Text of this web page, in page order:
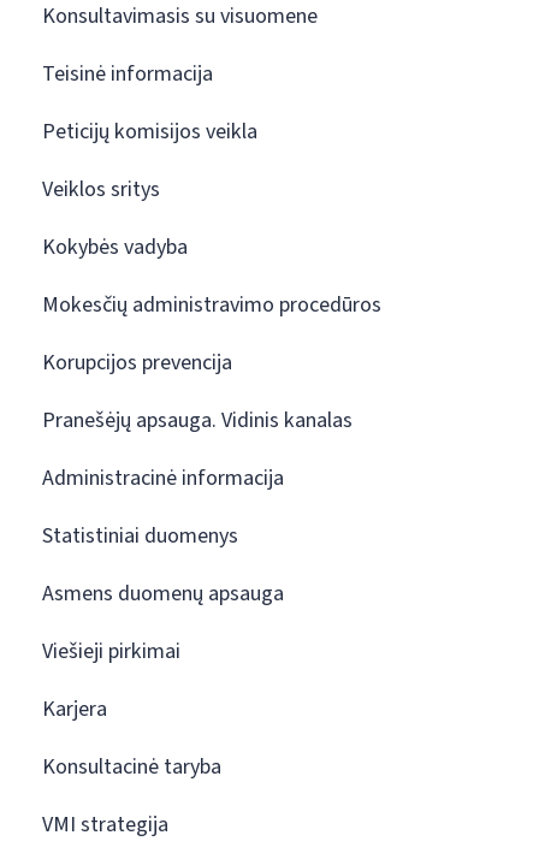
Konsultavimasis su visuomene
Teisinė informacija
Peticijų komisijos veikla
Veiklos sritys
Kokybės vadyba
Mokesčių administravimo procedūros
Korupcijos prevencija
Pranešėjų apsauga. Vidinis kanalas
Administracinė informacija
Statistiniai duomenys
Asmens duomenų apsauga
Viešieji pirkimai
Karjera
Konsultacinė taryba
VMI strategija